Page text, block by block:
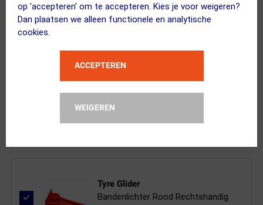
op 'accepteren' om te accepteren. Kies je voor weigeren?
Dan plaatsen we alleen functionele en analytische
cookies.
ACCEPTEREN
WEIGEREN
XAND
Frame Beschermfolie Glans Tr...
CO2 Patronen 16 gram 5-stuks
Kies alternatief
Tyre Glider
Bandenlichter Rood Rechtshandig